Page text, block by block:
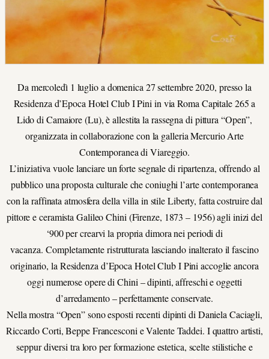
Da mercoledì 1 luglio a domenica 27 settembre 2020, presso la
Residenza d’Epoca Hotel Club I Pini in via Roma Capitale 265 a
Lido di Camaiore (Lu), è allestita la rassegna di pittura “Open”,
organizzata in collaborazione con la galleria Mercurio Arte
Contemporanea di Viareggio.
L’iniziativa vuole lanciare un forte segnale di ripartenza, offrendo al
pubblico una proposta culturale che coniughi l’arte contemporanea
con la raffinata atmosfera della villa in stile Liberty, fatta costruire dal
pittore e ceramista Galileo Chini (Firenze, 1873 – 1956) agli inizi del
‘900 per crearvi la propria dimora nei periodi di
vacanza. Completamente ristrutturata lasciando inalterato il fascino
originario, la Residenza d’Epoca Hotel Club I Pini accoglie ancora
oggi numerose opere di Chini – dipinti, affreschi e oggetti
d’arredamento – perfettamente conservate.
Nella mostra “Open” sono esposti recenti dipinti di Daniela Caciagli,
Riccardo Corti, Beppe Francesconi e Valente Taddei. I quattro artisti,
seppur diversi tra loro per formazione estetica, scelte stilistiche e